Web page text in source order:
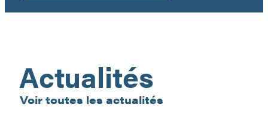
Actualités
Voir toutes les actualités